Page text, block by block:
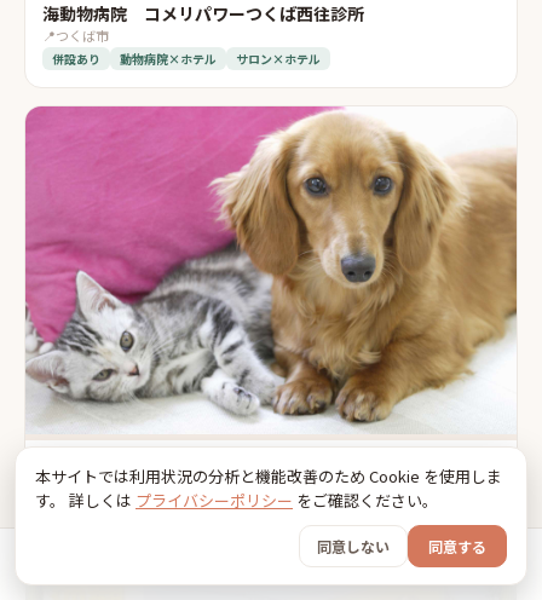
海動物病院 コメリパワーつくば西往診所
📍つくば市
併設あり 動物病院×ホテル サロン×ホテル
うめ・くりペット診療所
📍 鉾田市
併設あり 動物病院×ホテル サロン×ホテル
本サイトでは利用状況の分析と機能改善のため Cookie を使用しま
す。 詳しくは プライバシーポリシー をご確認ください。
同意しない 同意する